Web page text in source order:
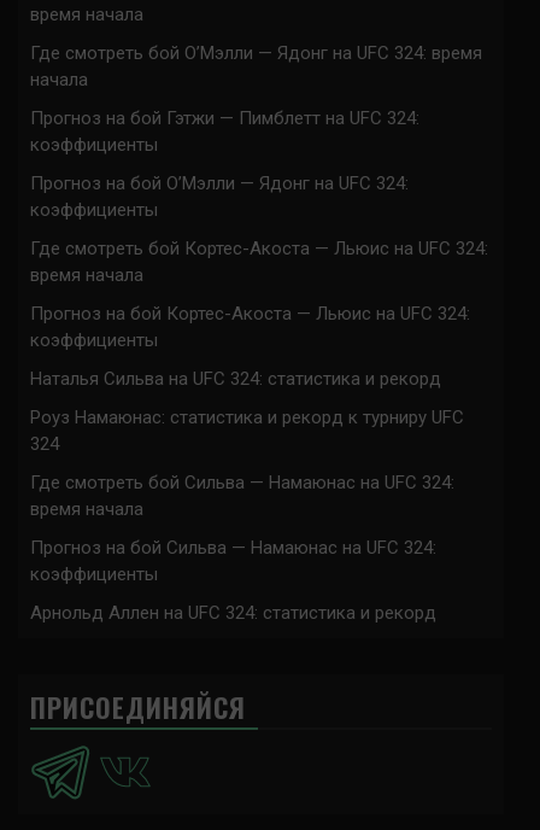
время начала
Где смотреть бой О’Мэлли — Ядонг на UFC 324: время
начала
Прогноз на бой Гэтжи — Пимблетт на UFC 324:
коэффициенты
Прогноз на бой О’Мэлли — Ядонг на UFC 324:
коэффициенты
Где смотреть бой Кортес-Акоста — Льюис на UFC 324:
время начала
Прогноз на бой Кортес-Акоста — Льюис на UFC 324:
коэффициенты
Наталья Сильва на UFC 324: статистика и рекорд
Роуз Намаюнас: статистика и рекорд к турниру UFC
324
Где смотреть бой Сильва — Намаюнас на UFC 324:
время начала
Прогноз на бой Сильва — Намаюнас на UFC 324:
коэффициенты
Арнольд Аллен на UFC 324: статистика и рекорд
ПРИСОЕДИНЯЙСЯ